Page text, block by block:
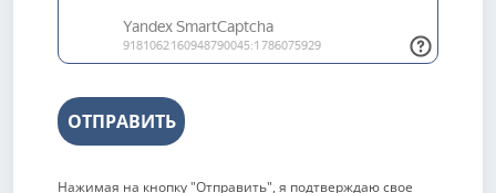
ОТПРАВИТЬ
Нажимая на кнопку "Отправить", я подтверждаю свое